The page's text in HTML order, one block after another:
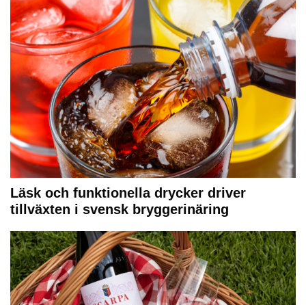
Läsk och funktionella drycker driver
tillväxten i svensk bryggerinäring